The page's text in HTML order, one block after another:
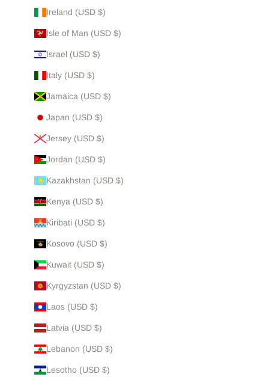
Ireland (USD $)
Isle of Man (USD $)
Israel (USD $)
Italy (USD $)
Jamaica (USD $)
Japan (USD $)
Jersey (USD $)
Jordan (USD $)
Kazakhstan (USD $)
Kenya (USD $)
Kiribati (USD $)
Kosovo (USD $)
Kuwait (USD $)
Kyrgyzstan (USD $)
Laos (USD $)
Latvia (USD $)
Lebanon (USD $)
Lesotho (USD $)